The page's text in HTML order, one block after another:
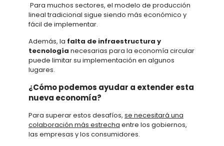
Para muchos sectores, el modelo de producción
lineal tradicional sigue siendo más económico y
fácil de implementar.
Además, la falta de infraestructura y
tecnología necesarias para la economía circular
puede limitar su implementación en algunos
lugares.
¿Cómo podemos ayudar a extender esta
nueva economía?
Para superar estos desafíos, se necesitará una
colaboración más estrecha entre los gobiernos,
las empresas y los consumidores.